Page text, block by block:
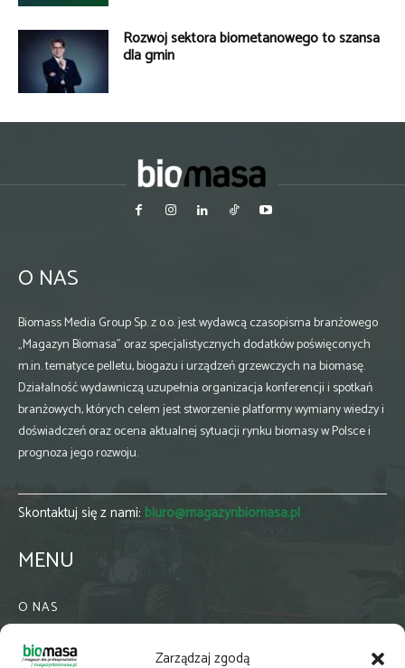
Zarządzaj zgodą
Rozwój sektora biometanowego to szansa
dla gmin
O NAS
Biomass Media Group Sp. z o.o. jest wydawcą czasopisma branżowego
„Magazyn Biomasa” oraz specjalistycznych dodatków poświęconych
m.in. tematyce pelletu, biogazu i urządzeń grzewczych na biomasę.
Działalność wydawniczą uzupełnia organizacja konferencji i spotkań
branżowych, których celem jest stworzenie platformy wymiany wiedzy i
doświadczeń oraz ocena aktualnej sytuacji rynku biomasy w Polsce i
prognoza jego rozwoju.
Skontaktuj się z nami: biuro@magazynbiomasa.pl
MENU
O NAS
WSPÓŁPRACA